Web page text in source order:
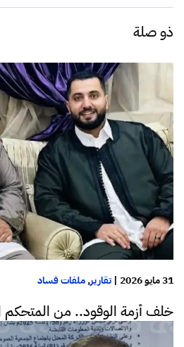
ذو صلة
31 مايو 2026 |تقارير,ملفات فساد
خلف أزمة الوقود.. من المتحكم